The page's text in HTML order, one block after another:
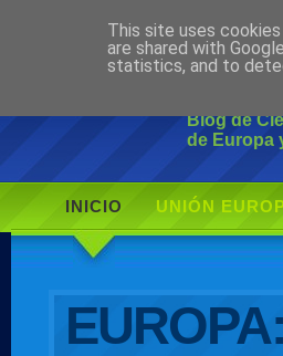
Blog de
de Europa
INICIO UNIÓN
This site uses
are shared with
statistics, and to